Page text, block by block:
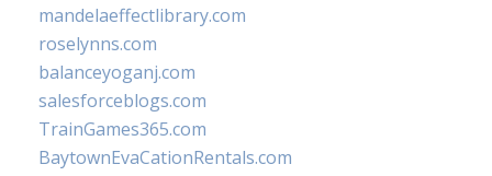
mandelaeffectlibrary.com
roselynns.com
balanceyoganj.com
salesforceblogs.com
TrainGames365.com
BaytownEvaCationRentals.com